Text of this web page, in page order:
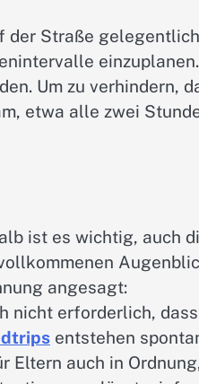
der Straße
Um zu verhindern,
etwa alle zwei
ist es wichtig, auch
angesagt:
nicht erforderlich,
entstehen
Eltern auch in